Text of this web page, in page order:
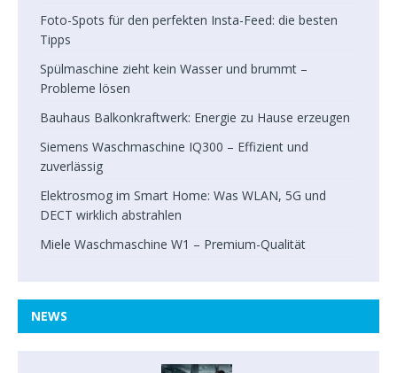
Foto-Spots für den perfekten Insta-Feed: die besten
Tipps
Spülmaschine zieht kein Wasser und brummt –
Probleme lösen
Bauhaus Balkonkraftwerk: Energie zu Hause erzeugen
Siemens Waschmaschine IQ300 – Effizient und
zuverlässig
Elektrosmog im Smart Home: Was WLAN, 5G und
DECT wirklich abstrahlen
Miele Waschmaschine W1 – Premium-Qualität
NEWS